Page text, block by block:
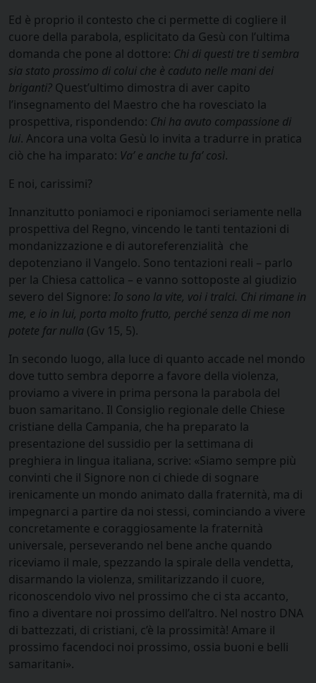
Ed è proprio il contesto che ci permette di cogliere il
cuore della parabola, esplicitato da Gesù con l’ultima
domanda che pone al dottore: Chi di questi tre ti sembra
sia stato prossimo di colui che è caduto nelle mani dei
briganti? Quest’ultimo dimostra di aver capito
l’insegnamento del Maestro che ha rovesciato la
prospettiva, rispondendo: Chi ha avuto compassione di
lui. Ancora una volta Gesù lo invita a tradurre in pratica
ciò che ha imparato: Va’ e anche tu fa’ così.
E noi, carissimi?
Innanzitutto poniamoci e riponiamoci seriamente nella
prospettiva del Regno, vincendo le tanti tentazioni di
mondanizzazione e di autoreferenzialità che
depotenziano il Vangelo. Sono tentazioni reali – parlo
per la Chiesa cattolica – e vanno sottoposte al giudizio
severo del Signore: Io sono la vite, voi i tralci. Chi rimane in
me, e io in lui, porta molto frutto, perché senza di me non
potete far nulla (Gv 15, 5).
In secondo luogo, alla luce di quanto accade nel mondo
dove tutto sembra deporre a favore della violenza,
proviamo a vivere in prima persona la parabola del
buon samaritano. Il Consiglio regionale delle Chiese
cristiane della Campania, che ha preparato la
presentazione del sussidio per la settimana di
preghiera in lingua italiana, scrive: «Siamo sempre più
convinti che il Signore non ci chiede di sognare
irenicamente un mondo animato dalla fraternità, ma di
impegnarci a partire da noi stessi, cominciando a vivere
concretamente e coraggiosamente la fraternità
universale, perseverando nel bene anche quando
riceviamo il male, spezzando la spirale della vendetta,
disarmando la violenza, smilitarizzando il cuore,
riconoscendolo vivo nel prossimo che ci sta accanto,
fino a diventare noi prossimo dell’altro. Nel nostro DNA
di battezzati, di cristiani, c’è la prossimità! Amare il
prossimo facendoci noi prossimo, ossia buoni e belli
samaritani».